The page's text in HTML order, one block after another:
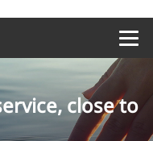
close to